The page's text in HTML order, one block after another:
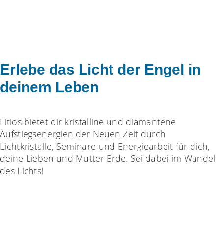
Erlebe das Licht der Engel in
deinem Leben
Litios bietet dir kristalline und diamantene
Aufstiegsenergien der Neuen Zeit durch
Lichtkristalle, Seminare und Energiearbeit für dich,
deine Lieben und Mutter Erde. Sei dabei im Wandel
des Lichts!